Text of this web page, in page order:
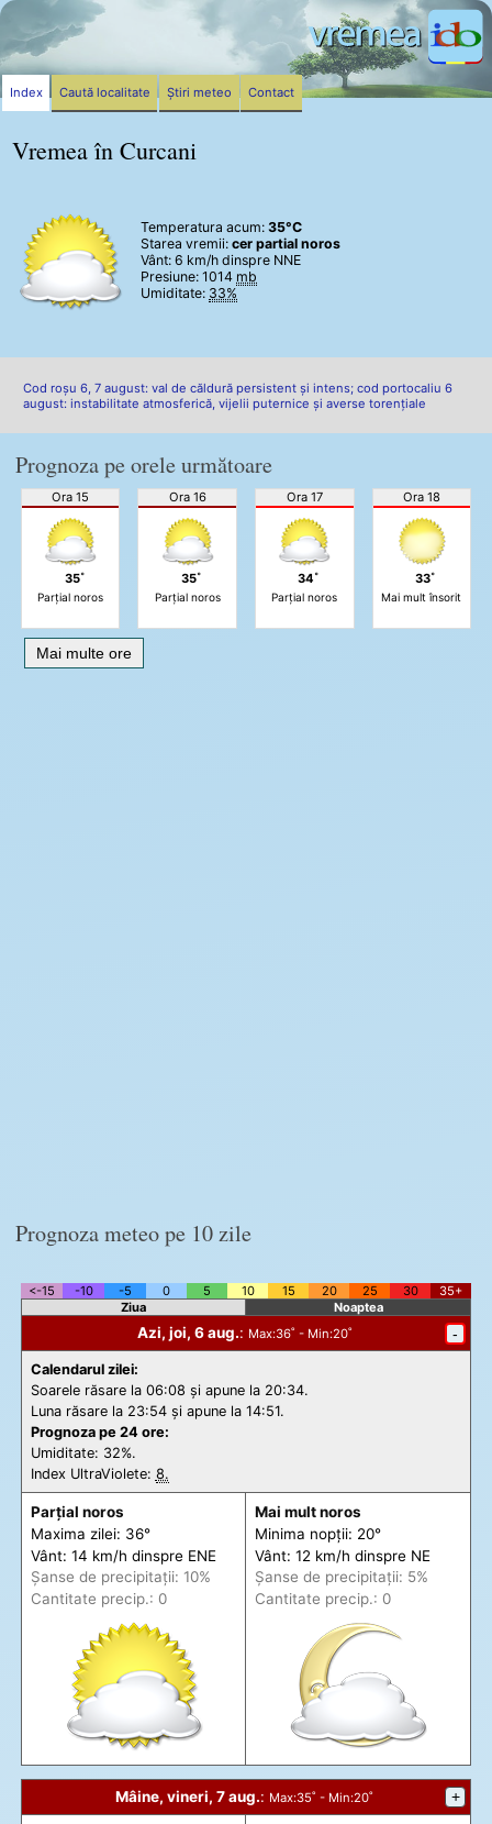
Vremea în Curcani
Temperatura acum: 35°C
Starea vremii: cer partial noros
Vânt: 6 km/h dinspre NNE
Presiune: 1014 mb
Umiditate: 33%
Cod roșu 6, 7 august: val de căldură persistent și intens; cod portocaliu 6
august: instabilitate atmosferică, vijelii puternice și averse torențiale
Prognoza pe orele următoare
Ora 15
35˚
Parțial noros
Ora 16
35˚
Parțial noros
Ora 17
34˚
Parțial noros
Ora 18
33˚
Mai mult însorit
Mai multe ore
Prognoza meteo pe 10 zile
<-15 -10 -5 0 5 10 15 20 25 30
35+
Ziua
Noaptea
Azi, joi, 6 aug.: Max:36˚ - Min:20˚ -
Calendarul zilei:
Soarele răsare la 06:08 și apune la 20:34.
Luna răsare la 23:54 și apune la 14:51.
Prognoza pe 24 ore:
Umiditate: 32%.
Index UltraViolete: 8.
Parțial noros
Maxima zilei: 36°
Vânt: 14 km/h dinspre ENE
Șanse de precipitații: 10%
Cantitate precip.: 0
Mai mult noros
Minima nopții: 20°
Vânt: 12 km/h dinspre NE
Șanse de precipitații: 5%
Cantitate precip.: 0
Mâine, vineri, 7 aug.: Max:35˚ - Min:20˚ +
Index Caută localitate Știri meteo Contact